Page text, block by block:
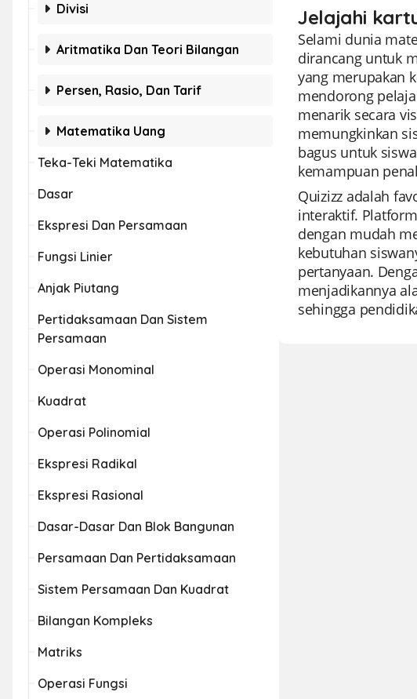
Divisi
Aritmatika Dan Teori Bilangan
Persen, Rasio, Dan Tarif
Matematika Uang
Teka-Teki Matematika
Dasar
Ekspresi Dan Persamaan
Fungsi Linier
Anjak Piutang
Pertidaksamaan Dan Sistem
Persamaan
Operasi Monominal
Kuadrat
Operasi Polinomial
Ekspresi Radikal
Ekspresi Rasional
Dasar-Dasar Dan Blok Bangunan
Persamaan Dan Pertidaksamaan
Sistem Persamaan Dan Kuadrat
Bilangan Kompleks
Matriks
Operasi Fungsi
Jelajahi
Selami dunia
dirancang untuk
yang merupakan
mendorong
menarik secara
memungkinkan
bagus untuk
kemampuan
Quizizz adalah
interaktif.
dengan mudah
kebutuhan
pertanyaan.
menjadikannya
sehingga